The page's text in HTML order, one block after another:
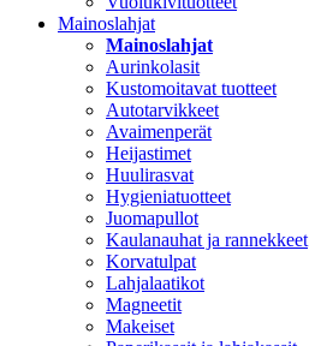
Mainoslahjat
Mainoslahjat
Aurinkolasit
Kustomoitavat tuotteet
Autotarvikkeet
Avaimenperät
Heijastimet
Huulirasvat
Hygieniatuotteet
Juomapullot
Kaulanauhat ja rannekkeet
Korvatulpat
Lahjalaatikot
Magneetit
Makeiset